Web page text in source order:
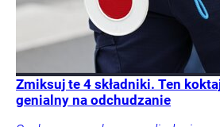
Zmiksuj te 4 składniki. Ten
genialny na odchudzanie